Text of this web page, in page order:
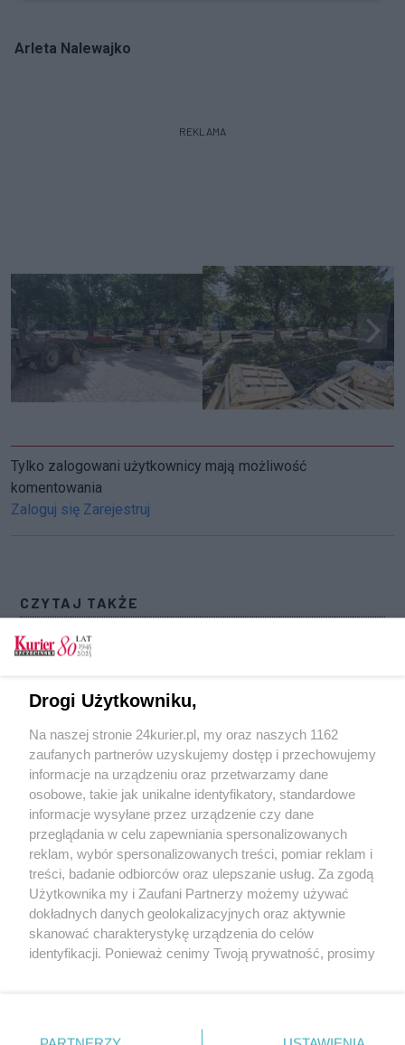
Arleta Nalewajko
REKLAMA
Tylko zalogowani użytkownicy mają możliwość
komentowania
Zaloguj się Zarejestruj
CZYTAJ TAKŻE
Praktyka deszczowego ogrodu
Miasto pływającego ogrodu
dzieci. To inwestycja za 300 mln zł [GALERIA,
FILM]
POGODA
23℃
Zobacz prognozę na 3 dni
Drogi Użytkowniku,
Na naszej stronie 24kurier.pl, my oraz naszych 1162
zaufanych partnerów uzyskujemy dostęp i przechowujemy
informacje na urządzeniu oraz przetwarzamy dane
osobowe, takie jak unikalne identyfikatory, standardowe
informacje wysyłane przez urządzenie czy dane
przeglądania w celu zapewniania spersonalizowanych
reklam, wybór spersonalizowanych treści, pomiar reklam i
treści, badanie odbiorców oraz ulepszanie usług. Za zgodą
Użytkownika my i Zaufani Partnerzy możemy używać
dokładnych danych geolokalizacyjnych oraz aktywnie
skanować charakterystykę urządzenia do celów
identyfikacji. Ponieważ cenimy Twoją prywatność, prosimy
prywatności znajdujący się w lewym dolnym rogu strony